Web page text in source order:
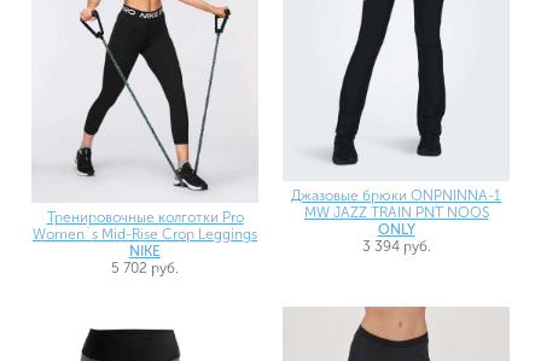
Тренировочные колготки Pro
Women`s Mid-Rise Crop Leggings
NIKE
5 702 руб.
Джазовые брюки ONPNINNA-1
MW JAZZ TRAIN PNT NOOS
ONLY
3 394 руб.